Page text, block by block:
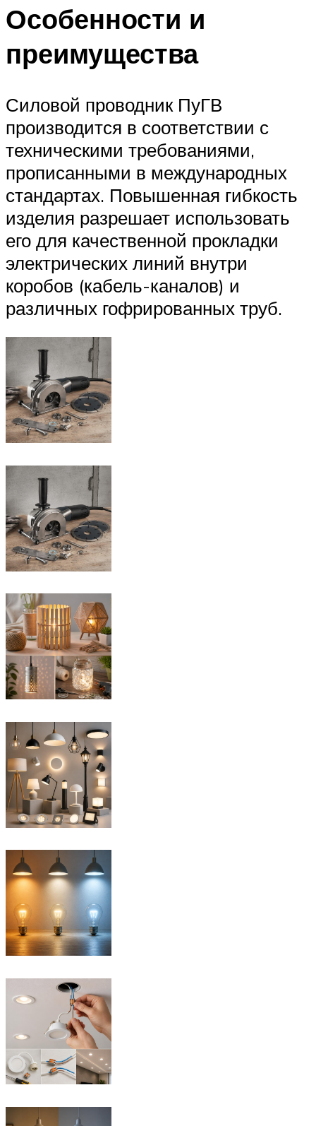
Особенности и
преимущества
Силовой проводник ПуГВ
производится в соответствии с
техническими требованиями,
прописанными в международных
стандартах. Повышенная гибкость
изделия разрешает использовать
его для качественной прокладки
электрических линий внутри
коробов (кабель-каналов) и
различных гофрированных труб.